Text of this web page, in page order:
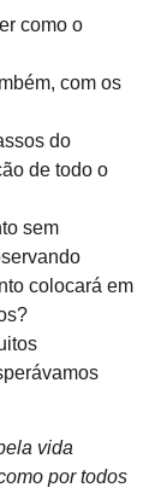
como o
com os
do
de todo o
sem
colocará em
vida
por todos